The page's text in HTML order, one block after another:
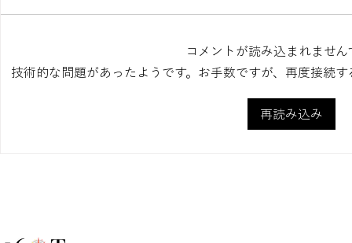
【16タイプ
コメントが読み込まれません
技術的な問題があったようです。お手数ですが、再度接続
再読み込み